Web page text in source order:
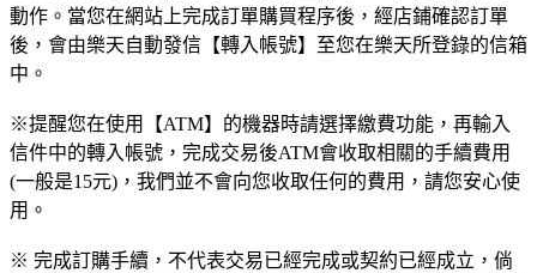
動作。當您在網站上完成訂單購買程序後，經店鋪確認訂單
後，會由樂天自動發信【轉入帳號】至您在樂天所登錄的信箱
中。
※提醒您在使用【ATM】的機器時請選擇繳費功能，再輸入
信件中的轉入帳號，完成交易後ATM會收取相關的手續費用
(一般是15元)，我們並不會向您收取任何的費用，請您安心使
用。
※ 完成訂購手續，不代表交易已經完成或契約已經成立，倘